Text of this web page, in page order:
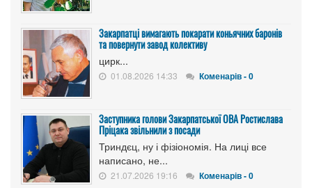
Закарпатці вимагають покарати коньячних баронів
та повернути завод колективу
цирк...
01.08.2026 14:33 Коменарів - 0
Заступника голови Закарпатської ОВА Ростислава
Пріцака звільнили з посади
Триндєц, ну і фізіономія. На лиці все
написано, не...
21.07.2026 19:16 Коменарів - 0